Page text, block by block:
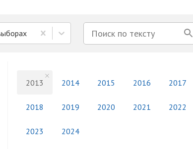
2013 2014 2015 2016 2017
2018 2019 2020 2021 2022
2023 2024